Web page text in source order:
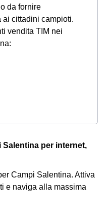
da fornire
ai cittadini campioti.
vendita TIM nei
Salentina per internet,
Campi Salentina. Attiva
e naviga alla massima